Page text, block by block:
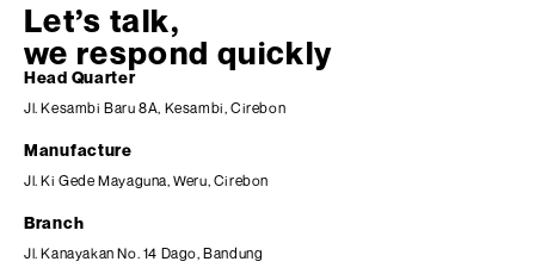
Let’s talk,
we respond quickly
Head Quarter
Jl. Kesambi Baru 8A, Kesambi, Cirebon
Manufacture
Jl. Ki Gede Mayaguna, Weru, Cirebon
Branch
Jl. Kanayakan No. 14 Dago, Bandung